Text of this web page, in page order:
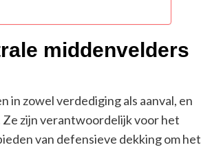
middenvelders
in zowel verdediging als aanval, en
Ze zijn verantwoordelijk voor het
van defensieve dekking om het